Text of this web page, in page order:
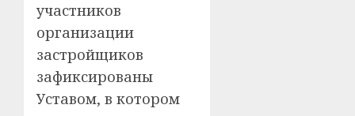
участников
организации
застройщиков
зафиксированы
Уставом, в котором